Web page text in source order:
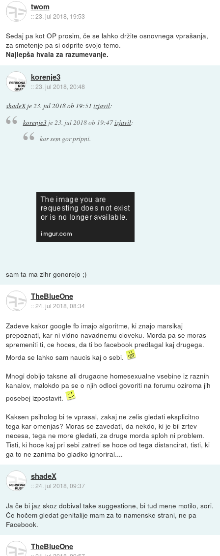
twom
::23. jul 2018, 19:53
Sedaj pa kot OP prosim, če se lahko držite osnovnega vprašanja,
za smetenje pa si odprite svojo temo.
Najlepša hvala za razumevanje.
korenje3
::23. jul 2018, 20:48
shadeXje23. jul 2018 ob 19:51 izjavil:
korenje3je23. jul 2018 ob 19:47izjavil:
kar sem gor pripni.
sam ta ma zihr gonorejo ;)
TheBlueOne
::24. jul 2018, 08:34
Zadeve kakor google fb imajo algoritme, ki znajo marsikaj
prepoznati, kar ni vidno navadnemu cloveku. Morda pa se moras
spremeniti ti, ce hoces, da ti bo facebook predlagal kaj drugega.
Morda se lahko sam naucis kaj o sebi.
Mnogi dobijo taksne ali drugacne homesexualne vsebine iz raznih
kanalov, malokdo pa se o njih odloci govoriti na forumu oziroma jih
posebej izpostavit.
Kaksen psiholog bi te vprasal, zakaj ne zelis gledati eksplicitno
tega kar omenjas? Moras se zavedati, da nekdo, ki je bil zrtev
necesa, tega ne more gledati, za druge morda sploh ni problem.
Tisti, ki hoce kaj pri sebi zatreti se hoce od tega distancirat, tisti, ki
ga to ne zanima bo gladko ignoriral....
shadeX
::24. jul 2018, 09:37
Ja če bi jaz skoz dobival take suggestione, bi tud mene motilo, sori.
Če hočem gledat genitalije mam za to namenske strani, ne pa
Facebook.
TheBlueOne